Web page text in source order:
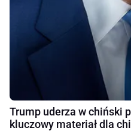
Trump uderza w chiński
kluczowy materiał dla